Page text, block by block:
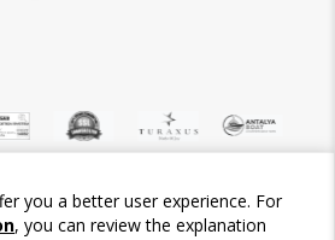
you a better user experience. For
, you can review the explanation
©2026 Tour-Trips